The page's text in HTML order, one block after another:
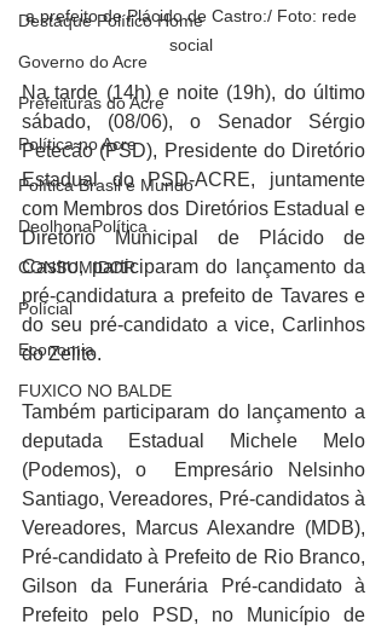
Destaque Político Home
Governo do Acre
Prefeituras do Acre
Política no Acre
Política Brasil e Mundo
DeolhonaPolítica
CONSUMIDOR
Polícial
Economia
FUXICO NO BALDE
a prefeito de Plácido de Castro:/ Foto: rede
social
Na tarde (14h) e noite (19h), do último
sábado, (08/06), o Senador Sérgio
Petecão (PSD), Presidente do Diretório
Estadual do PSD-ACRE, juntamente
com Membros dos Diretórios Estadual e
Diretório Municipal de Plácido de
Castro, participaram do lançamento da
pré-candidatura a prefeito de Tavares e
do seu pré-candidato a vice, Carlinhos
do Zelito.
Também participaram do lançamento a
deputada Estadual Michele Melo
(Podemos), o  Empresário Nelsinho
Santiago, Vereadores, Pré-candidatos à
Vereadores, Marcus Alexandre (MDB),
Pré-candidato à Prefeito de Rio Branco,
Gilson da Funerária Pré-candidato à
Prefeito pelo PSD, no Município de